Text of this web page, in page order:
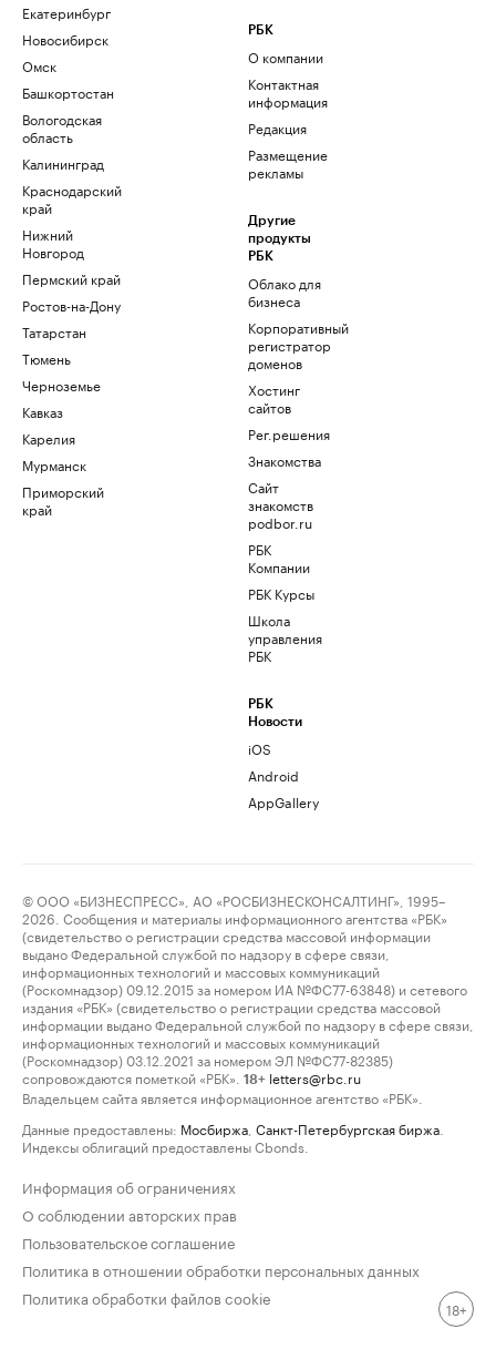
Екатеринбург
Новосибирск
Омск
Башкортостан
Вологодская
область
Калининград
Краснодарский
край
Нижний
Новгород
Пермский край
Ростов-на-Дону
Татарстан
Тюмень
Черноземье
Кавказ
Карелия
Мурманск
Приморский
край
РБК
О компании
Контактная
информация
Редакция
Размещение
рекламы
Другие
продукты
РБК
Облако для
бизнеса
Корпоративный
регистратор
доменов
Хостинг
сайтов
Рег.решения
Знакомства
Сайт
знакомств
podbor.ru
РБК
Компании
РБК Курсы
Школа
управления
РБК
РБК
Новости
iOS
Android
AppGallery
© ООО «БИЗНЕСПРЕСС», АО «РОСБИЗНЕСКОНСАЛТИНГ», 1995–
2026. Сообщения и материалы информационного агентства «РБК»
(свидетельство о регистрации средства массовой информации
выдано Федеральной службой по надзору в сфере связи,
информационных технологий и массовых коммуникаций
(Роскомнадзор) 09.12.2015 за номером ИА №ФС77-63848) и сетевого
издания «РБК» (свидетельство о регистрации средства массовой
информации выдано Федеральной службой по надзору в сфере связи,
информационных технологий и массовых коммуникаций
(Роскомнадзор) 03.12.2021 за номером ЭЛ №ФС77-82385)
сопровождаются пометкой «РБК».
18+ letters@rbc.ru
Владельцем сайта является информационное агентство «РБК».
Данные предоставлены: Мосбиржа Санкт-Петербургская биржа
Индексы облигаций предоставлены Cbonds.
Информация об ограничениях
О соблюдении авторских прав
Пользовательское соглашение
Политика в отношении обработки персональных данных
Политика обработки файлов cookie
18+